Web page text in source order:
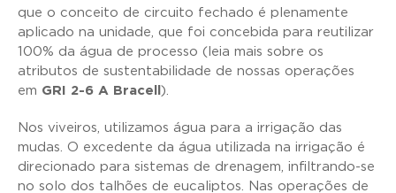
que o conceito de circuito fechado é plenamente
aplicado na unidade, que foi concebida para reutilizar
100% da água de processo (leia mais sobre os
atributos de sustentabilidade de nossas operações
em GRI 2-6 A Bracell ).
Nos viveiros, utilizamos água para a irrigação das
mudas. O excedente da água utilizada na irrigação é
direcionado para sistemas de drenagem, infiltrando-se
no solo dos talhões de eucaliptos. Nas operações de